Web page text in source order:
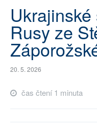
SOCIÁLNÍ SÍTĚ
RUBRIKY
PLNÁ VERZE STRÁNEK
Rusy ze
20. 5. 2026
čas čtení 1 minuta